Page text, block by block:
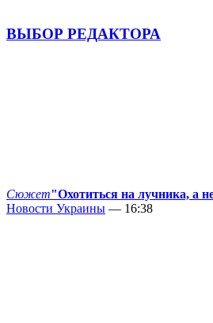
ВЫБОР РЕДАКТОРА
Сюжет"Охотиться на лучника, а
Новости Украины — 16:38